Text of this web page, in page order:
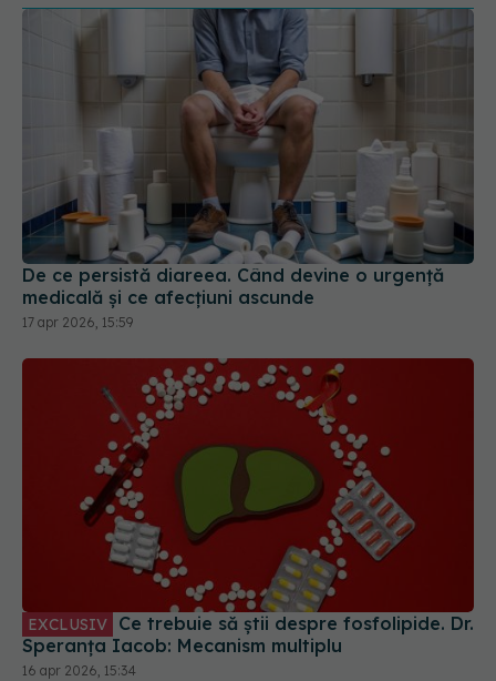
De ce persistă diareea. Când devine o urgență
medicală și ce afecțiuni ascunde
17 apr 2026, 15:59
EXCLUSIV
Speranța Iacob: Mecanism multiplu
16 apr 2026, 15:34